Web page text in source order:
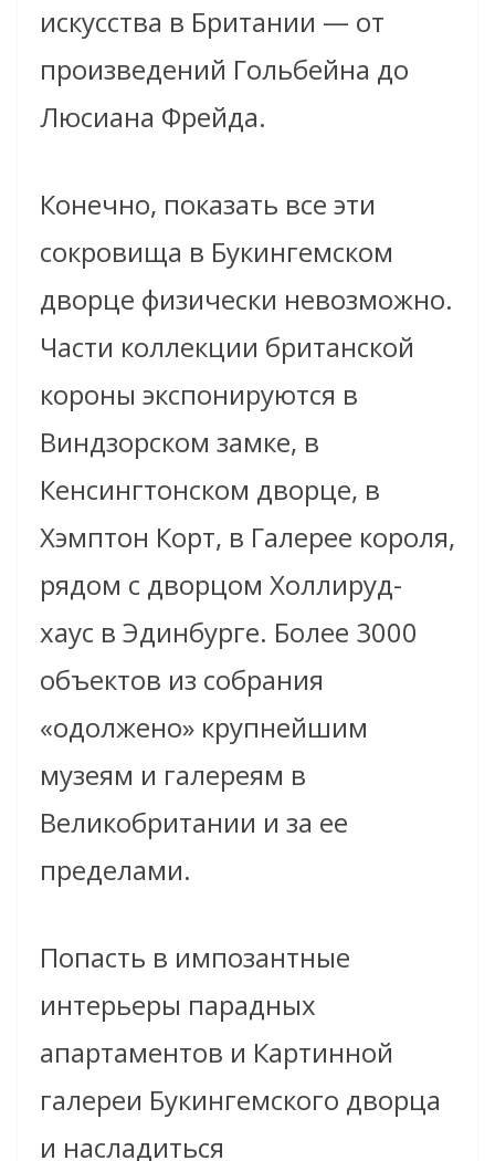
искусства в Британии — от
произведений Гольбейна до
Люсиана Фрейда.
Конечно, показать все эти
сокровища в Букингемском
дворце физически невозможно.
Части коллекции британской
короны экспонируются в
Виндзорском замке, в
Кенсингтонском дворце, в
Хэмптон Корт, в Галерее короля,
рядом с дворцом Холлируд-
хаус в Эдинбурге. Более 3000
объектов из собрания
«одолжено» крупнейшим
музеям и галереям в
Великобритании и за ее
пределами.
Попасть в импозантные
интерьеры парадных
апартаментов и Картинной
галереи Букингемского дворца
и насладиться